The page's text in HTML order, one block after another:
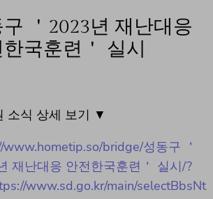
＇2023년 재난대응
국훈련＇ 실시
소식 상세 보기 ▼
bridge/성동구 ＇
재난대응 안전한국훈련＇ 실시/?
www.sd.go.kr/main/selectBbsNt